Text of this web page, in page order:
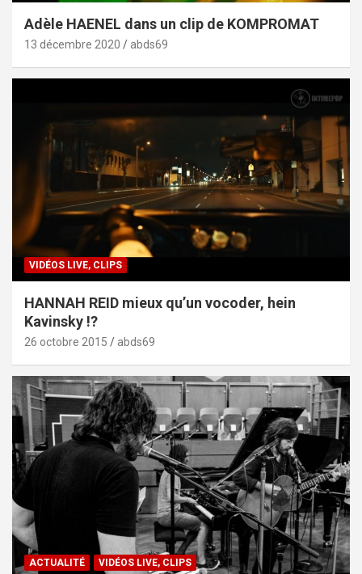
Adèle HAENEL dans un clip de KOMPROMAT
13 décembre 2020 abds69
VIDÉOS LIVE, CLIPS
HANNAH REID mieux qu’un vocoder, hein
Kavinsky !?
26 octobre 2015 abds69
ACTUALITÉ VIDÉOS LIVE, CLIPS